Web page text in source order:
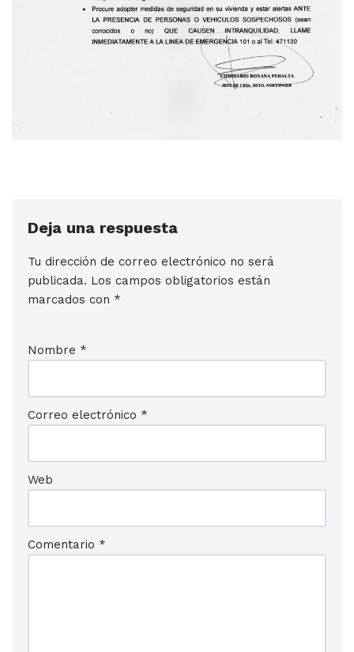
Deja una respuesta
Tu dirección de correo electrónico no será
publicada. Los campos obligatorios están
marcados con *
Nombre *
Correo electrónico *
Web
Comentario *